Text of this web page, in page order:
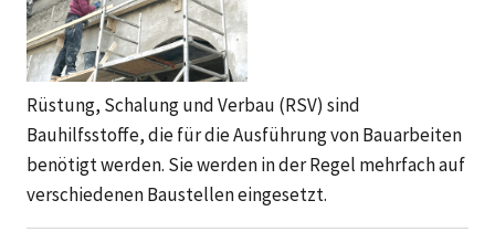
Rüstung, Schalung und Verbau (RSV) sind
Bauhilfsstoffe, die für die Ausführung von Bauarbeiten
benötigt werden. Sie werden in der Regel mehrfach auf
verschiedenen Baustellen eingesetzt.